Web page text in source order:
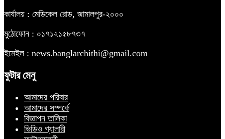
কার্যালয় : মেডিকেল রোড, জামালপুর-২০০০
মুঠোফোন : ০১৭১২১৫৮৭৩৭
ইমেইল : news.banglarchithi@gmail.com
ফুটার মেনু
আমাদের পরিবার
আমাদের সম্পর্কে
বিজ্ঞাপন তালিকা
ভিডিও গ্যালারী